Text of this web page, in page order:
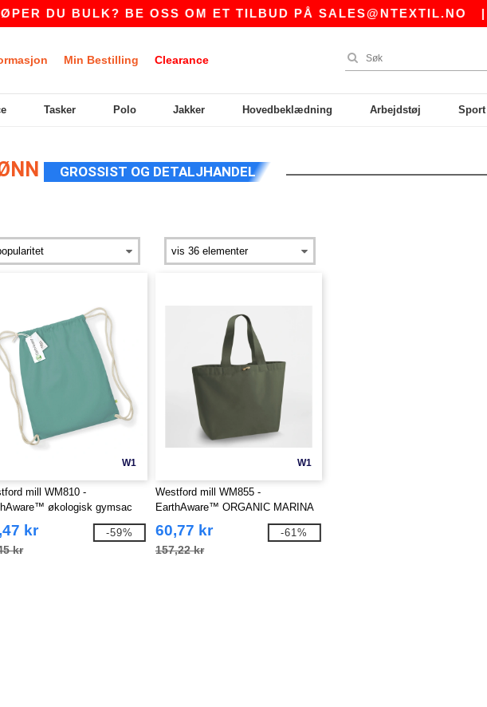
DU BULK? BE OSS OM ET TILBUD PÅSALES@NTEXTIL.NO|
Min Bestilling Clearance
Tasker Polo Jakker Hovedbeklædning Arbejdstøj Sport
GROSSIST OG DETALJHANDEL
W1
mill WM810 -
økologisk gymsac
kr
kr
-59%
W1
Westford mill WM855 -
EarthAware™ ORGANIC MARINA
TOTE XL
60,77 kr
157,22 kr
-61%